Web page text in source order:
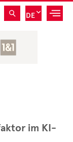
DE
im KI-